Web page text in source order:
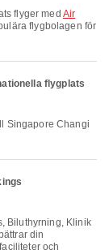
flyger med Air
flygbolagen för
flygplats
din
och